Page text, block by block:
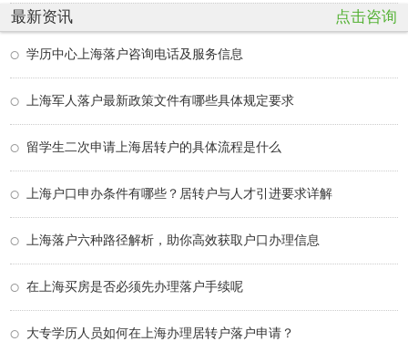
最新资讯 点击咨询
学历中心上海落户咨询电话及服务信息
上海军人落户最新政策文件有哪些具体规定要求
留学生二次申请上海居转户的具体流程是什么
上海户口申办条件有哪些？居转户与人才引进要求详解
上海落户六种路径解析，助你高效获取户口办理信息
在上海买房是否必须先办理落户手续呢
大专学历人员如何在上海办理居转户落户申请？